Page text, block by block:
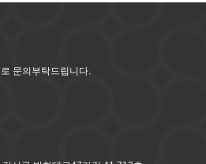
문의부탁드립니다.